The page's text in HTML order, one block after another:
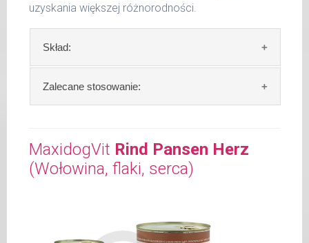
uzyskania większej różnorodności.
Skład:
Skład:mięso i produkty pochodzenia
zwierzęcego: 69% cielęcina, 4% ziemniaki, 2%
Szczegółowa analiza składu:
surowe białko 11,00 %
włókno surowe 0,50 %
Zalecane stosowanie:
świeży posiłek, oferujemy różne objętości
puszek. Zalecamy przechowywanie
otwartych opakowań w lodówce, nie dłużej
W tabeli ujęto dzienne zapotrzebowanie na
MaxidogVit Kalb (Cielęcina)
MaxidogVit Rind Pansen Herz
(Wołowina, flaki, serca)